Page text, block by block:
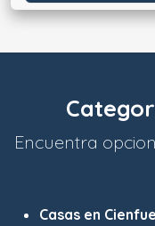
Encuentra
Casas en